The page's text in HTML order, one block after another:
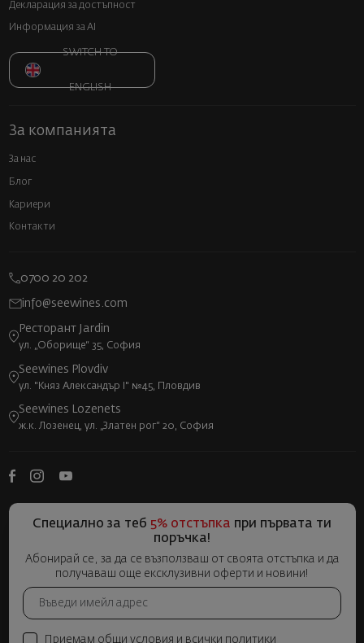
Декларация за достъпност
Информация за AI
SWITCH TO
ENGLISH
За компанията
За нас
Блог
Кариери
Контакти
0700 20 202
info@seewines.com
Ресторант Jardin
ул. „Оборище“ 35, София
Seewines Plovdiv
ул. "Княз Александър I" №45, Пловдив
Seewines Lozenets
ж.к. Лозенец, ул. „Златен рог“ 20, София
Специално за теб 5% отстъпка при първата ти
поръчка!
Абонирай се, за да се възползваш от своята отстъпка и да
получаваш още ексклузивни оферти и новини!
Приемам общи условия и всички политики